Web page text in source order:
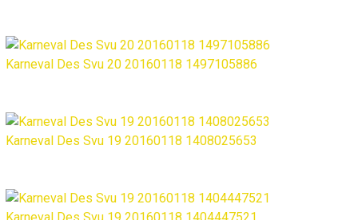
Karneval Des Svu 20 20160118 1497105886
Karneval Des Svu 19 20160118 1408025653